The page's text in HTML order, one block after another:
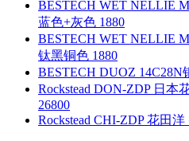
BESTECH WET NELLIE
蓝色+灰色 1880
BESTECH WET NELLIE
钛黑铜色 1880
BESTECH DUOZ 14C28N
Rockstead DON-ZDP 日本
26800
Rockstead CHI-ZDP 花田